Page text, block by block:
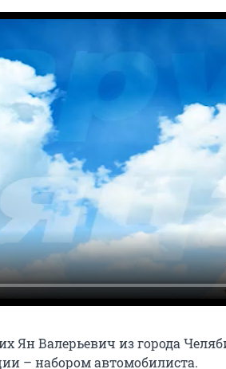
Ян Валерьевич из города
– набором автомобилиста.